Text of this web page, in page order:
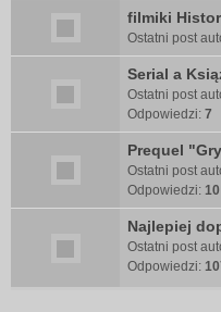
filmiki
Ostatni post
Serial a
Ostatni post
Odpowiedzi: 7
Prequel
Ostatni post
Odpowiedzi: 10
Najlepiej
Ostatni post
Odpowiedzi: